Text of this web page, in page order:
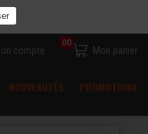
compte Mon panier
00
NOUVEAUTÉS PROMOTIONS